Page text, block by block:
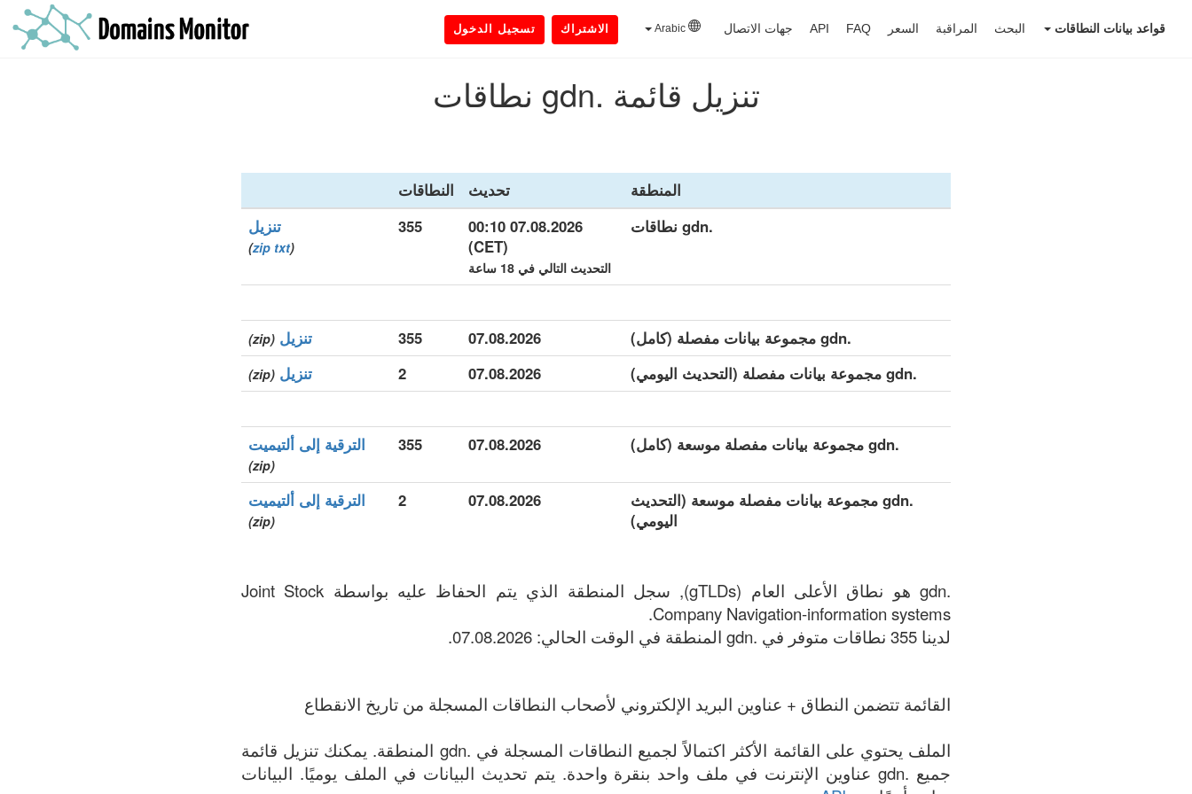
قواعد بيانات النطاقات البحث المراقبة السعر FAQ
API جهات الاتصال الاشتراك تسجيل الدخول
تنزيل قائمة .gdn نطاقات
المنطقة تحديث
النطاقات
.gdn نطاقات
07.08.2026 00:10
(CET)
التحديث التالي في 18 ساعة
355 تنزيل
(
zip txt
)
.gdn مجموعة بيانات مفصلة (كامل) 07.08.2026
355 تنزيل (zip)
.gdn مجموعة بيانات مفصلة (التحديث اليومي) 07.08.2026
2 تنزيل (zip)
.gdn مجموعة بيانات مفصلة موسعة (كامل) 07.08.2026
355 الترقية إلى ألتيميت
(zip)
.gdn مجموعة بيانات مفصلة موسعة (التحديث
اليومي)
07.08.2026
2 الترقية إلى ألتيميت
(zip)
.gdn هو نطاق الأعلى العام (gTLDs), سجل المنطقة الذي يتم الحفاظ عليه بواسطة Joint Stock
Company Navigation-information systems.
لدينا 355 نطاقات متوفر في .gdn المنطقة في الوقت الحالي: 07.08.2026.
القائمة تتضمن النطاق + عناوين البريد الإلكتروني لأصحاب النطاقات المسجلة من تاريخ الانقطاع
الملف يحتوي على القائمة الأكثر اكتمالاً لجميع النطاقات المسجلة في .gdn المنطقة. يمكنك تنزيل قائمة
جميع .gdn عناوين الإنترنت في ملف واحد بنقرة واحدة. يتم تحديث البيانات في الملف يوميًا. البيانات